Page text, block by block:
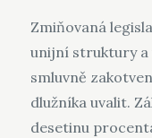
Zmiňovaná
unijní struktury a
smluvně
dlužníka uvalit.
desetinu